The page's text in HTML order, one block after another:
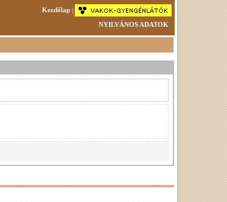
Kezdőlap |
NYILVÁNOS ADATOK